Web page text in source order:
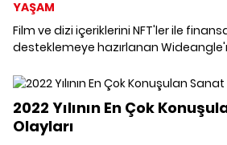
YAŞAM
Film ve dizi içeriklerini NFT'ler ile
desteklemeye hazırlanan
gerçekleşti.
2022 Yılının En Çok
Olayları